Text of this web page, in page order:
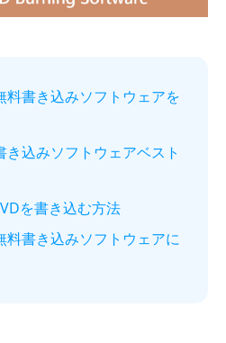
料書き込みソフトウェアを
き込みソフトウェアベスト
を書き込む方法
料書き込みソフトウェアに